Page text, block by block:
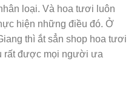
loại. Và hoa tươi luôn
hiện những điều đó. Ở
thì ắt sẳn shop hoa tươi
rất được mọi người ưa